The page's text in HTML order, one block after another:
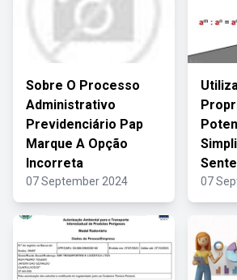
Sobre O Processo
Administrativo
Previdenciário Pap
Marque A Opção
Incorreta
07 September 2024 07